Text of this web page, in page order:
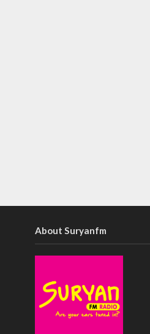
About Suryanfm